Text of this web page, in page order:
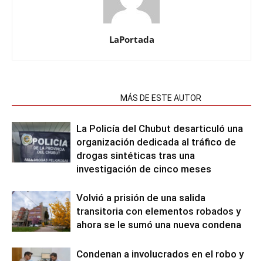
LaPortada
MÁS DE ESTE AUTOR
La Policía del Chubut desarticuló una
organización dedicada al tráfico de
drogas sintéticas tras una
investigación de cinco meses
Volvió a prisión de una salida
transitoria con elementos robados y
ahora se le sumó una nueva condena
Condenan a involucrados en el robo y